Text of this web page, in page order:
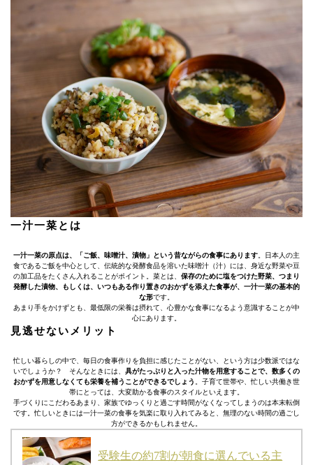
一汁一菜とは
一汁一菜の原点は、「ご飯、味噌汁、漬物」という昔ながらの食事にあります 。日本人の主
食であるご飯を中心として、伝統的な発酵食品を溶いた味噌汁（汁）には、身近な野菜や豆
の加工品をたくさん入れることがポイント。菜とは、 保存のために塩をつけた野菜、つまり
発酵した漬物、もしくは、いつもある作り置きのおかずを添えた食事が、一汁一菜の基本的
な形です。
あまり手をかけずとも、最低限の栄養は摂れて、心豊かな食事になるよう意識することが中
心にあります。
見逃せないメリット
忙しい暮らしの中で、毎日の食事作りを負担に感じたことがない、という方は少数派ではな
いでしょうか？ そんなときには、 具がたっぷりと入った汁物を用意することで、数多くの
おかずを用意しなくても栄養を補うことができるでしょう
。子育て世帯や、忙しい共働き世
帯にとっては、大変助かる食事のスタイルといえます。
手づくりにこだわるあまり、家族でゆっくりと過ごす時間がなくなってしまうのは本末転倒
です。忙しいときには一汁一菜の食事を気楽に取り入れてみると、無理のない時間の過ごし
方ができるかもしれません。
受験生の約7割が朝食に選んでいる主